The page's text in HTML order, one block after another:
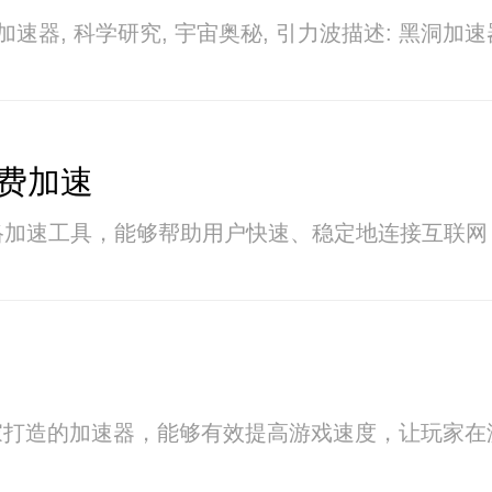
速器, 科学研究, 宇宙奥秘, 引力波描述: 黑洞加
加速
速工具，能够帮助用户快速、稳定地连接互联
造的加速器，能够有效提高游戏速度，让玩家